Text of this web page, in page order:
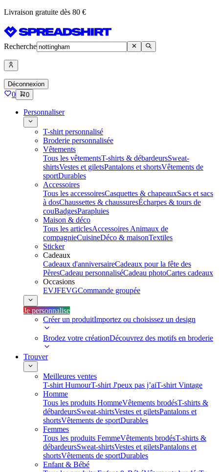
Livraison gratuite dès 80 €
Recherche
Déconnexion
0 0
Personnaliser
T-shirt personnalisé
Broderie personnalisée
Vêtements
Tous les vêtementsT-shirts & débardeursSweat-
shirtsVestes et giletsPantalons et shortsVêtements de
sportDurables
Accessoires
Tous les accessoiresCasquettes & chapeauxSacs et sacs
à dosChaussettes & chaussuresÉcharpes & tours de
couBadgesParapluies
Maison & déco
Tous les articlesAccessoires Animaux de
compagnieCuisineDéco & maisonTextiles
Sticker
Cadeaux
Cadeaux d'anniversaireCadeaux pour la fête des
PèresCadeau personnaliséCadeau photoCartes cadeaux
Occasions
EVJFEVGCommande groupée
Je personnalise
Créer un produitImportez ou choisissez un design
Brodez votre créationDécouvrez des motifs en broderie
Trouver
Meilleures ventes
T-shirt HumourT-shirt J'peux pas j’aiT-shirt Vintage
Homme
Tous les produits HommeVêtements brodésT-shirts &
débardeursSweat-shirtsVestes et giletsPantalons et
shortsVêtements de sportDurables
Femmes
Tous les produits FemmeVêtements brodésT-shirts &
débardeursSweat-shirtsVestes et giletsPantalons et
shortsVêtements de sportDurables
Enfant & Bébé